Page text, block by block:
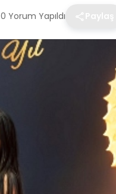
0 Yorum Yapıldı